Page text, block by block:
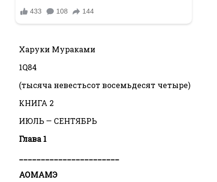
Харуки Мураками
1Q84
(тысяча невестьсот восемьдесят четыре)
КНИГА 2
ИЮЛЬ — СЕНТЯБРЬ
Глава 1
АОМАМЭ